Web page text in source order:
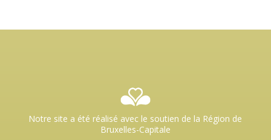
Notre site a été réalisé avec le soutien de la Région de
Bruxelles-Capitale